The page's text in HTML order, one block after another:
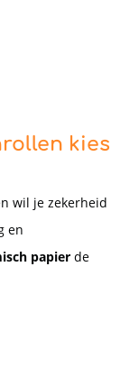
kies
wil je zekerheid
en
papier de